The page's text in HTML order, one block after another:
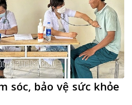
sóc, bảo vệ sức khỏe